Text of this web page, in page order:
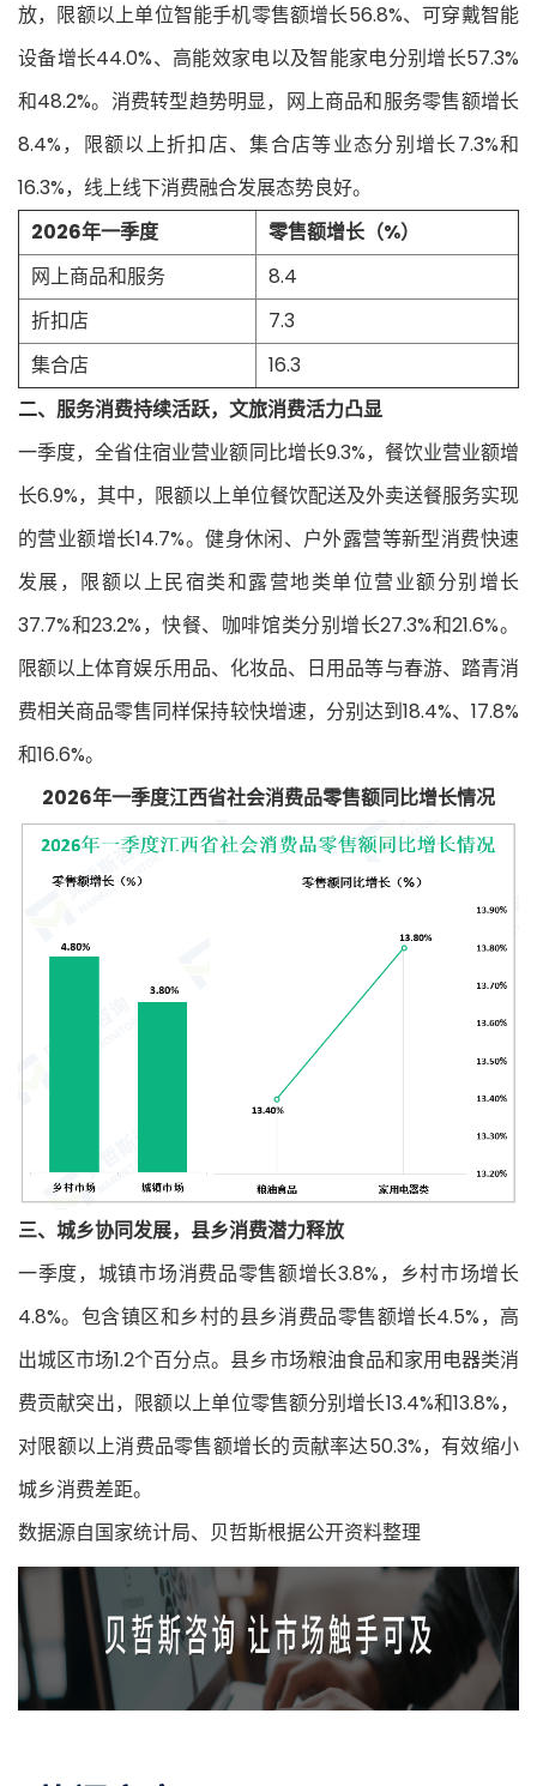
放，限额以上单位智能手机零售额增长56.8%、可穿戴智能
设备增长44.0%、高能效家电以及智能家电分别增长57.3%
和48.2%。消费转型趋势明显，网上商品和服务零售额增长
8.4%，限额以上折扣店、集合店等业态分别增长7.3%和
16.3%，线上线下消费融合发展态势良好。
2026年一季度
零售额增长（%）
网上商品和服务
8.4
折扣店
7.3
集合店
16.3
二、服务消费持续活跃，文旅消费活力凸显
一季度，全省住宿业营业额同比增长9.3%，餐饮业营业额增
长6.9%，其中，限额以上单位餐饮配送及外卖送餐服务实现
的营业额增长14.7%。健身休闲、户外露营等新型消费快速
发展，限额以上民宿类和露营地类单位营业额分别增长
37.7%和23.2%，快餐、咖啡馆类分别增长27.3%和21.6%。
限额以上体育娱乐用品、化妆品、日用品等与春游、踏青消
费相关商品零售同样保持较快增速，分别达到18.4%、17.8%
和16.6%。
2026年一季度江西省社会消费品零售额同比增长情况
三、城乡协同发展，县乡消费潜力释放
一季度，城镇市场消费品零售额增长3.8%，乡村市场增长
4.8%。包含镇区和乡村的县乡消费品零售额增长4.5%，高
出城区市场1.2个百分点。县乡市场粮油食品和家用电器类消
费贡献突出，限额以上单位零售额分别增长13.4%和13.8%，
对限额以上消费品零售额增长的贡献率达50.3%，有效缩小
城乡消费差距。
数据源自国家统计局、贝哲斯根据公开资料整理